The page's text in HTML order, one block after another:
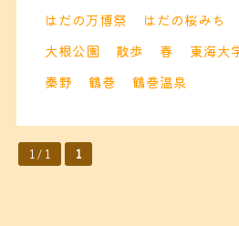
はだの万博祭
はだの桜みち
大根公園
散歩 春 東海大
秦野
鶴巻 鶴巻温泉
1 / 1 1